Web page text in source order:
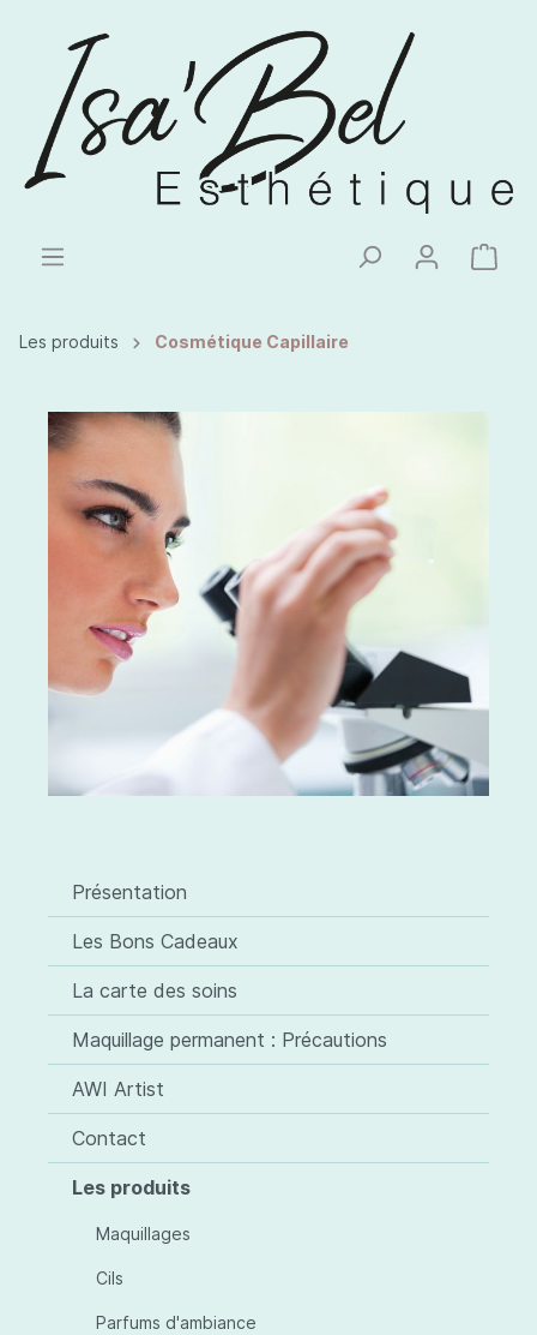
Les produits Cosmétique Capillaire
Présentation
Les Bons Cadeaux
La carte des soins
Maquillage permanent : Précautions
AWI Artist
Contact
Les produits
Maquillages
Cils
Parfums d'ambiance